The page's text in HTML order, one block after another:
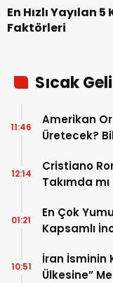
En Hızlı Yayılan
Faktörleri
Sıcak
Amerikan
Üretecek?
11:46
Cristiano
Takımda
12:14
En Çok
Kapsamlı
01:21
İran İsminin
Ülkesine”
10:51